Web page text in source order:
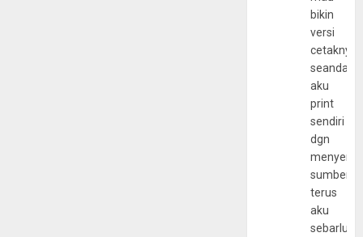
bikin
versi
cetaknya
aku
print
sendiri
dgn
sumber
terus
aku